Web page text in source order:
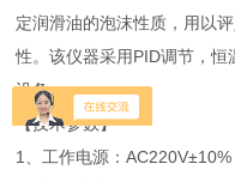
定润滑油的泡沫性质，用以
性。该仪器采用PID调节，
设备。
【技术参数】
1、工作电源：